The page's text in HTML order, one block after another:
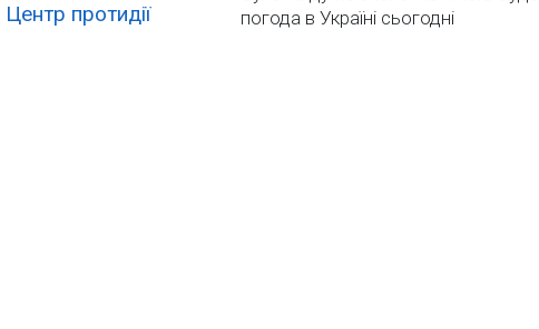
Центр протидії
погода в Україні сьогодні